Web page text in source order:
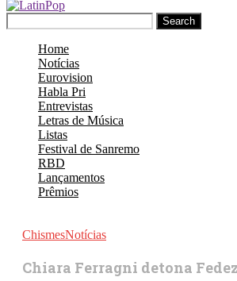
Search
Home
Notícias
Eurovision
Habla Pri
Entrevistas
Letras de Música
Listas
Festival de Sanremo
RBD
Lançamentos
Prêmios
ChismesNotícias
Chiara Ferragni detona